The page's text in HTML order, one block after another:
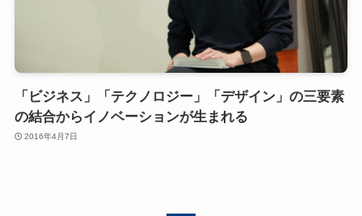
「ビジネス」「テクノロジー」「デザイン」の三要素
の結合からイノベーションが生まれる
2016年4月7日